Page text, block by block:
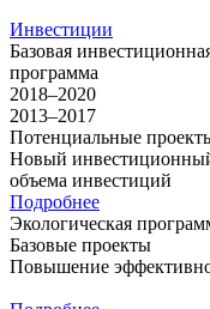
Инвестиции
Базовая
программа
2018–2020
2013–2017
Потенциальные
Новый
объема инвестиций
Подробнее
Экологическая
Базовые проекты
Повышение